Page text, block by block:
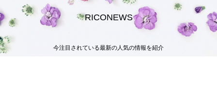
RICONEWS
今注目されている最新の人気の情報を紹介